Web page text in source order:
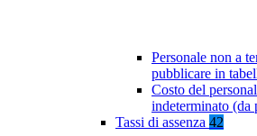
Personale non a
pubblicare in
Costo del
indeterminato (da
Tassi di assenza 42